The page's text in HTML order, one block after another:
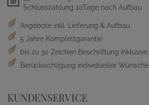
Schlusszahlung 10Tage nach Aufbau
Angebote inkl. Lieferung & Aufbau
5 Jahre Komplettgarantie
bis zu 30 Zeichen Beschriftung inklusive
Berücksichtigung individueller Wünsche
KUNDENSERVICE